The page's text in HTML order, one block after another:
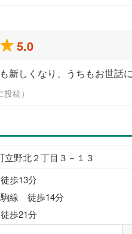
5.0
しくなり、うちもお世話
稿）
立野北２丁目３－１３
歩13分
線 徒歩14分
歩21分